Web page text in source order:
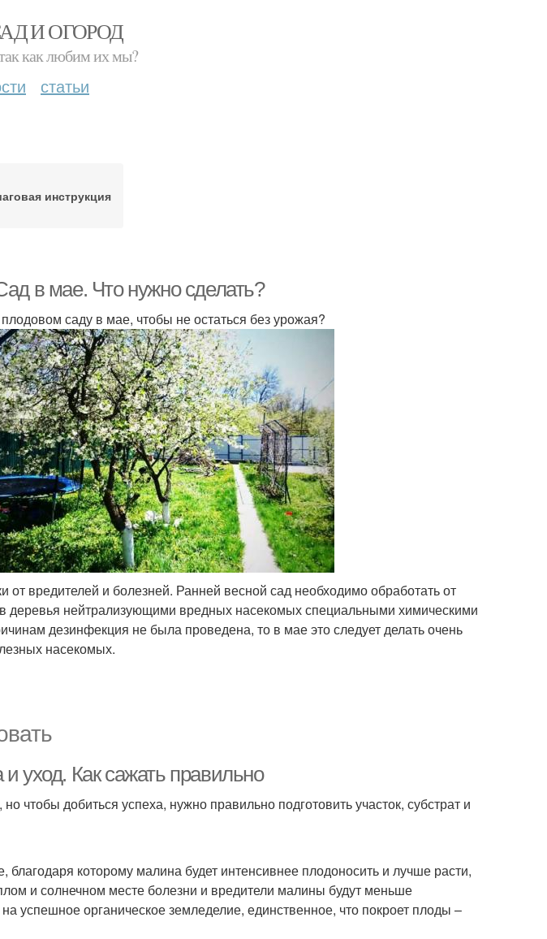
И ОГОРОД
как любим их мы?
статьи
инструкция
в мае. Что нужно сделать?
саду в мае, чтобы не остаться без урожая?
от вредителей и болезней. Ранней весной сад необходимо обработать от
деревья нейтрализующими вредных насекомых специальными химическими
дезинфекция не была проведена, то в мае это следует делать очень
насекомых.
уход. Как сажать правильно
чтобы добиться успеха, нужно правильно подготовить участок, субстрат и
благодаря которому малина будет интенсивнее плодоносить и лучше расти,
и солнечном месте болезни и вредители малины будут меньше
успешное органическое земледелие, единственное, что покроет плоды –